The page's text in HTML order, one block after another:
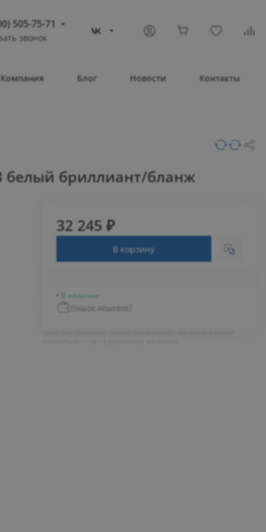
505-75-71
звонок
Компания Блог Новости Контакты
бриллиант/бланж
32 245 ₽
В корзину
В наличии
Нашли дешевле?